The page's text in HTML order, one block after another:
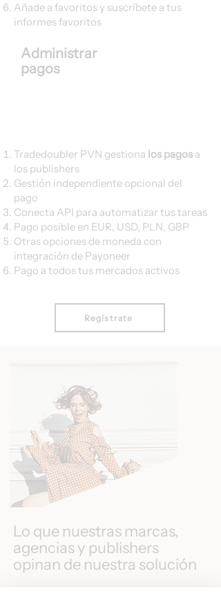
Añade a favoritos y suscríbete a tus
informes favoritos
Administrar
pagos
Tradedoubler PVN gestiona los pagos a
los publishers
Gestión independiente opcional del
pago
Conecta API para automatizar tus tareas
Pago posible en EUR, USD, PLN, GBP
Otras opciones de moneda con
integración de Payoneer
Pago a todos tus mercados activos
Regístrate
Lo que nuestras marcas,
agencias y publishers
opinan de nuestra solución